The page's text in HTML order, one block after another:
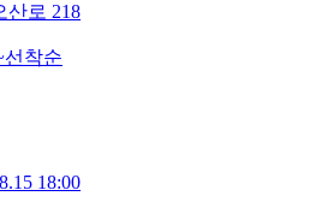
산로 218
선착순
18:00